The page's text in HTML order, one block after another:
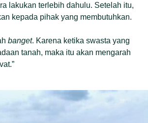
lakukan terlebih dahulu. Setelah itu,
kepada pihak yang membutuhkan.
banget. Karena ketika swasta yang
tanah, maka itu akan mengarah